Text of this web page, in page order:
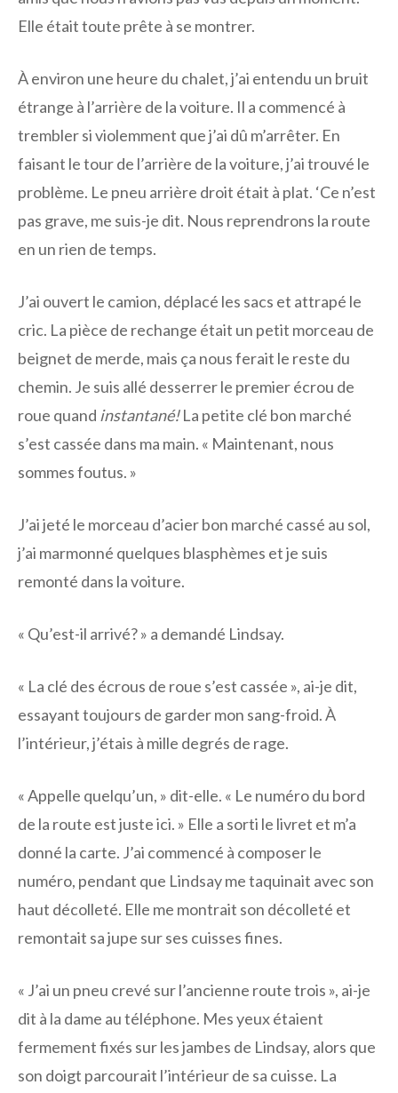
Elle était toute prête à se montrer.
À environ une heure du chalet, j’ai entendu un bruit
étrange à l’arrière de la voiture. Il a commencé à
trembler si violemment que j’ai dû m’arrêter. En
faisant le tour de l’arrière de la voiture, j’ai trouvé le
problème. Le pneu arrière droit était à plat. ‘Ce n’est
pas grave, me suis-je dit. Nous reprendrons la route
en un rien de temps.
J’ai ouvert le camion, déplacé les sacs et attrapé le
cric. La pièce de rechange était un petit morceau de
beignet de merde, mais ça nous ferait le reste du
chemin. Je suis allé desserrer le premier écrou de
roue quand instantané!La petite clé bon marché
s’est cassée dans ma main. « Maintenant, nous
sommes foutus. »
J’ai jeté le morceau d’acier bon marché cassé au sol,
j’ai marmonné quelques blasphèmes et je suis
remonté dans la voiture.
« Qu’est-il arrivé? » a demandé Lindsay.
« La clé des écrous de roue s’est cassée », ai-je dit,
essayant toujours de garder mon sang-froid. À
l’intérieur, j’étais à mille degrés de rage.
« Appelle quelqu’un, » dit-elle. « Le numéro du bord
de la route est juste ici. » Elle a sorti le livret et m’a
donné la carte. J’ai commencé à composer le
numéro, pendant que Lindsay me taquinait avec son
haut décolleté. Elle me montrait son décolleté et
remontait sa jupe sur ses cuisses fines.
« J’ai un pneu crevé sur l’ancienne route trois », ai-je
dit à la dame au téléphone. Mes yeux étaient
fermement fixés sur les jambes de Lindsay, alors que
son doigt parcourait l’intérieur de sa cuisse. La